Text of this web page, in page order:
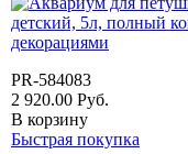
PR-584083
2 920.00 Руб.
В корзину
Быстрая покупка